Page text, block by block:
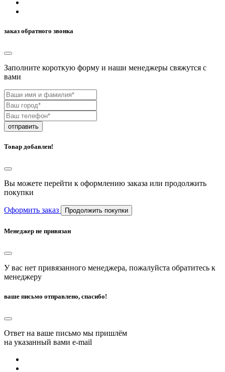
заказ обратного звонка
Заполните короткую форму и наши менеджеры свяжутcя с
вами
отправить
Товар добавлен!
Вы можете перейти к оформлению заказа или продолжить
покупки
Оформить заказ Продолжить покупки
Менеджер не привязан
У вас нет привязанного менеджера, пожалуйста обратитесь к
менеджеру
ваше письмо отправлено, спасибо!
Ответ на ваше письмо мы пришлём
на указанный вами e-mail